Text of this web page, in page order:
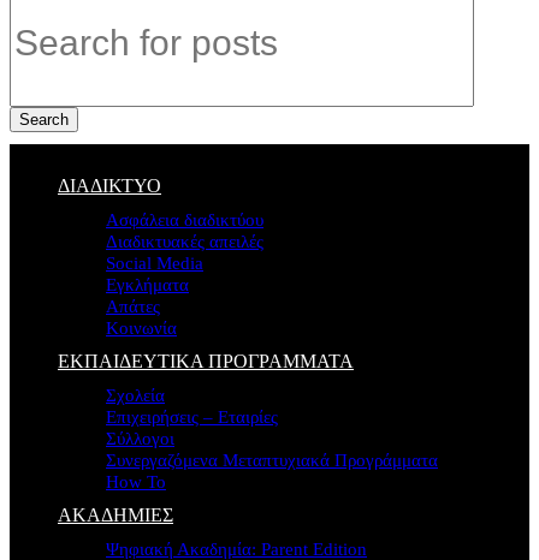
Search
ΔΙΑΔΙΚΤΥΟ
Ασφάλεια διαδικτύου
Διαδικτυακές απειλές
Social Media
Εγκλήματα
Απάτες
Κοινωνία
ΕΚΠΑΙΔΕΥΤΙΚΑ ΠΡΟΓΡΑΜΜΑΤΑ
Σχολεία
Επιχειρήσεις – Εταιρίες
Σύλλογοι
Συνεργαζόμενα Μεταπτυχιακά Προγράμματα
How To
ΑΚΑΔΗΜΙΕΣ
Ψηφιακή Ακαδημία: Parent Edition